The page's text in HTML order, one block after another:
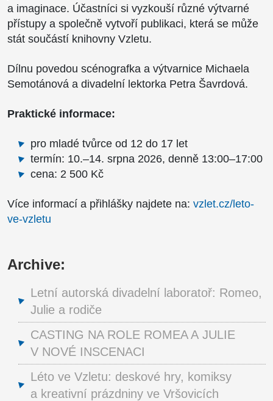
a imaginace. Účastníci si vyzkouší různé výtvarné
přístupy a společně vytvoří publikaci, která se může
stát součástí knihovny Vzletu.
Dílnu povedou scénografka a výtvarnice Michaela
Semotánová a divadelní lektorka Petra Šavrdová.
Praktické informace:
pro mladé tvůrce od 12 do 17 let
termín: 10.–14. srpna 2026, denně 13:00–17:00
cena: 2 500 Kč
Více informací a přihlášky najdete na: vzlet.cz/leto-
ve-vzletu
Archive:
Letní autorská divadelní laboratoř: Romeo,
Julie a rodiče
CASTING NA ROLE ROMEA A JULIE
V NOVÉ INSCENACI
Léto ve Vzletu: deskové hry, komiksy
a kreativní prázdniny ve Vršovicích